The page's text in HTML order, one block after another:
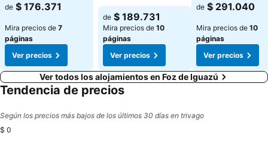
de $ 176.371
Mira precios de 7
páginas
Ver precios
de $ 189.731
Mira precios de 10
páginas
Ver precios
de $ 291.040
Mira precios de 10
páginas
Ver precios
Ver todos los alojamientos en Foz de Iguazú
Tendencia de precios
Según los precios más bajos de los últimos 30 días en trivago
$ 0